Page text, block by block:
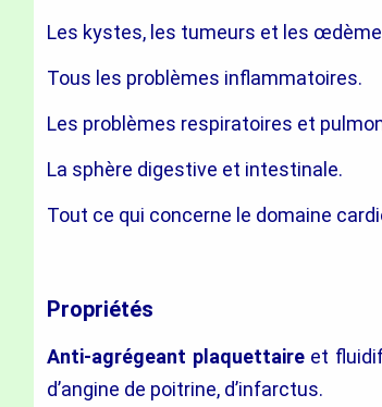
Les kystes, les tumeurs et les
Tous les problèmes inflammatoires.
Les problèmes respiratoires et
La sphère digestive et intestinale.
Tout ce qui concerne le domaine
Propriétés
Anti-agrégeant plaquettaireet
d’angine de poitrine, d’infarctus.